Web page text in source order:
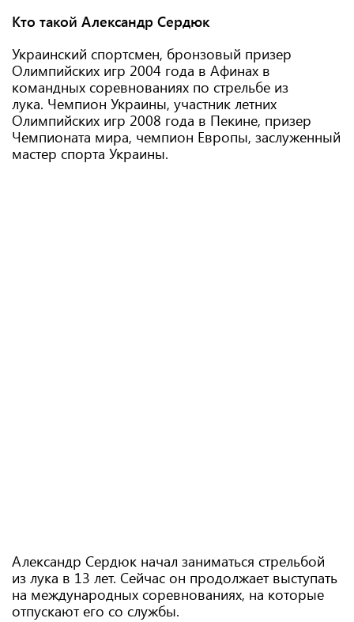
Кто такой Александр Сердюк
Украинский спортсмен, бронзовый призер
Олимпийских игр 2004 года в Афинах в
командных соревнованиях по стрельбе из
лука. Чемпион Украины, участник летних
Олимпийских игр 2008 года в Пекине, призер
Чемпионата мира, чемпион Европы, заслуженный
мастер спорта Украины.
Александр Сердюк начал заниматься стрельбой
из лука в 13 лет. Сейчас он продолжает выступать
на международных соревнованиях, на которые
отпускают его со службы.